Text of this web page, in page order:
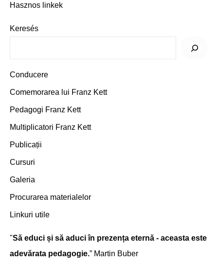
Hasznos linkek
Keresés
Conducere
Comemorarea lui Franz Kett
Pedagogi Franz Kett
Multiplicatori Franz Kett
Publicații
Cursuri
Galeria
Procurarea materialelor
Linkuri utile
"Să educi și să aduci în prezența eternă - aceasta este
adevărata pedagogie.” Martin Buber